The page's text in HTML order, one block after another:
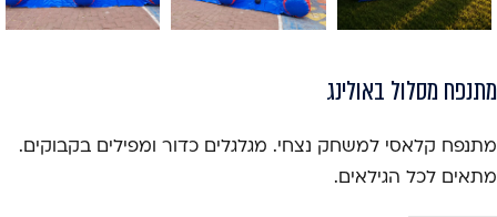
מתנפח מסלול באולינג
מתנפח קלאסי למשחק נצחי. מגלגלים כדור ומפילים בקבוקים.
מתאים לכל הגילאים.